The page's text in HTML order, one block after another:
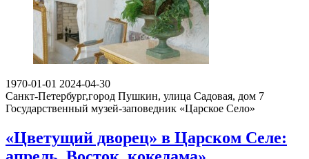
1970-01-01 2024-04-30
Санкт-Петербург,город Пушкин, улица Садовая, дом 7
Государственный музей-заповедник «Царское Село»
«Цветущий дворец» в Царском Селе: